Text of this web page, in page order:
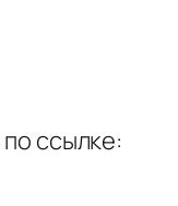
ссылке: